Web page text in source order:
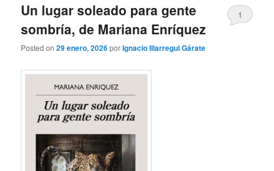
Un lugar soleado para gente
sombría, de Mariana Enríquez
Posted on29 enero, 2026porIgnacio Illarregui Gárate
1